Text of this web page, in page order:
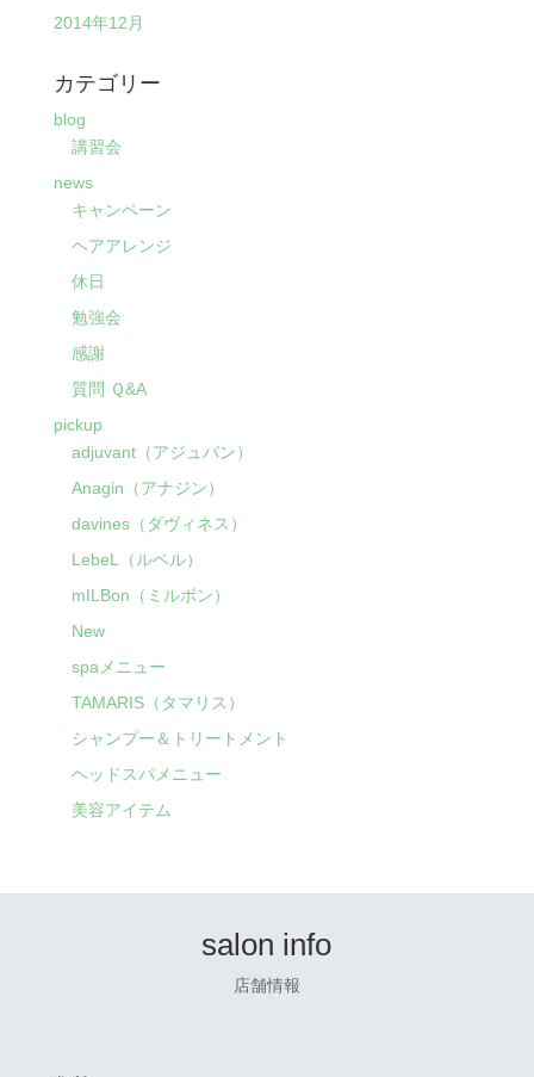
2014年12月
カテゴリー
blog
講習会
news
キャンペーン
ヘアアレンジ
休日
勉強会
感謝
質問 Ｑ&A
pickup
adjuvant（アジュバン）
Anagin（アナジン）
davines（ダヴィネス）
LebeL（ルベル）
mILBon（ミルボン）
New
spaメニュー
TAMARIS（タマリス）
シャンプー＆トリートメント
ヘッドスパメニュー
美容アイテム
salon info
店舗情報